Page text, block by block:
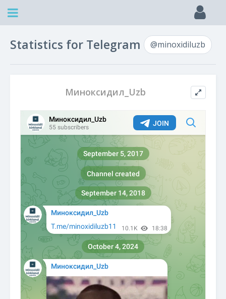
Statistics for Telegram @minoxidiluzb
Миноксидил_Uzb